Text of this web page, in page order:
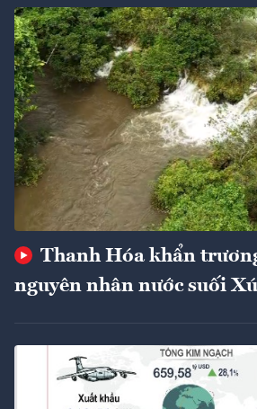
Thanh Hóa khẩn
nguyên nhân nước suối